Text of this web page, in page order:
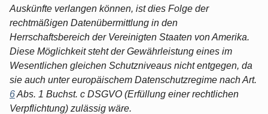
Auskünfte verlangen können, ist dies Folge der
rechtmäßigen Datenübermittlung in den
Herrschaftsbereich der Vereinigten Staaten von Amerika.
Diese Möglichkeit steht der Gewährleistung eines im
Wesentlichen gleichen Schutzniveaus nicht entgegen, da
sie auch unter europäischem Datenschutzregime nach Art.
6Abs. 1 Buchst. c DSGVO (Erfüllung einer rechtlichen
Verpflichtung) zulässig wäre.